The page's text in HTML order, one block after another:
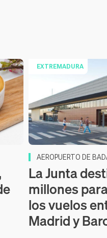
EXTREMADURA
AEROPUERTO DE
La Junta
millones
los vuelos
Madrid y